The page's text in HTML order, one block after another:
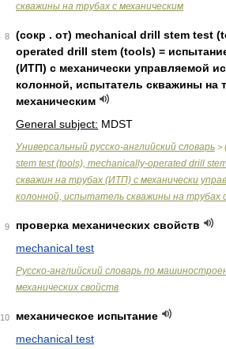
скважины на трубах с механическим
8
(сокр . от) mechanical drill stem test
operated drill stem (tools) =
(ИТП) с механически управляемой
колонной, испытатель скважины на
механическим
General subject: MDST
Универсальный русско-английский словарь >
stem test (tools), mechanically-operated drill
скважин на трубах (ИТП) с механически
колонной, испытатель скважины на трубах
9
проверка механических свойств
mechanical test
Русско-английский словарь по
механических свойств
10
механическое испытание
mechanical test